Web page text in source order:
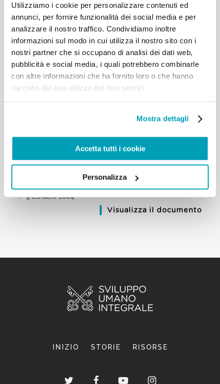
Utilizziamo i cookie per personalizzare contenuti ed
annunci, per fornire funzionalità dei social media e per
analizzare il nostro traffico. Condividiamo inoltre
informazioni sul modo in cui utilizza il nostro sito con i
nostri partner che si occupano di analisi dei dati web,
pubblicità e social media, i quali potrebbero combinarle
con altre informazioni che ha fornito loro o che hanno
raccolto dal suo utilizzo dei loro servizi.
Mostra dettagli
Accetta tutti i cookie
Personalizza
RELATED POSTS:
MESSAGGIO DI PAPA FRANCESCO - GIORNATA
MONDIALE DEL MIGRANTE E DEL RIFUGIATO 2024
9 LUGLIO 2024
Visualizza il documento
INIZIO STORIE RISORSE